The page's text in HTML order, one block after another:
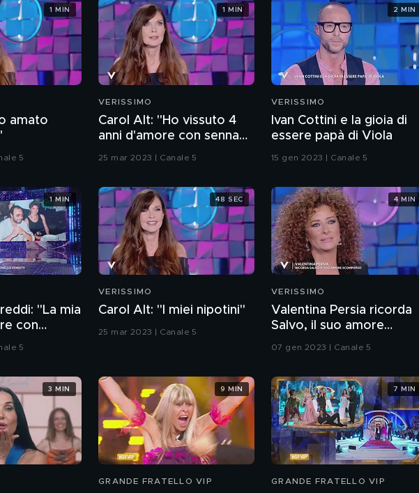
amato
5
1 MIN
VERISSIMO
Carol Alt: "Ho vissuto 4
anni d'amore con senna
mentre ero sposata"
25 mar 2023 | Canale 5
1 MIN
VERISSIMO
Ivan Cottini e la gioia di
essere papà di Viola
15 gen 2023 | Canale 5
2 MIN
"La mia
con
5
1 MIN
VERISSIMO
Carol Alt: "I miei nipotini"
25 mar 2023 | Canale 5
48 SEC
VERISSIMO
Valentina Persia ricorda
Salvo, il suo amore
scomparso
07 gen 2023 | Canale 5
4 MIN
3 MIN
GRANDE FRATELLO VIP
9 MIN
GRANDE FRATELLO VIP
7 MIN